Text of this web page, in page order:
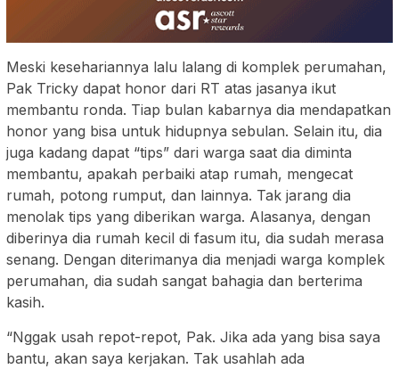
Meski kesehariannya lalu lalang di komplek perumahan,
Pak Tricky dapat honor dari RT atas jasanya ikut
membantu ronda. Tiap bulan kabarnya dia mendapatkan
honor yang bisa untuk hidupnya sebulan. Selain itu, dia
juga kadang dapat “tips” dari warga saat dia diminta
membantu, apakah perbaiki atap rumah, mengecat
rumah, potong rumput, dan lainnya. Tak jarang dia
menolak tips yang diberikan warga. Alasanya, dengan
diberinya dia rumah kecil di fasum itu, dia sudah merasa
senang. Dengan diterimanya dia menjadi warga komplek
perumahan, dia sudah sangat bahagia dan berterima
kasih.
“Nggak usah repot-repot, Pak. Jika ada yang bisa saya
bantu, akan saya kerjakan. Tak usahlah ada